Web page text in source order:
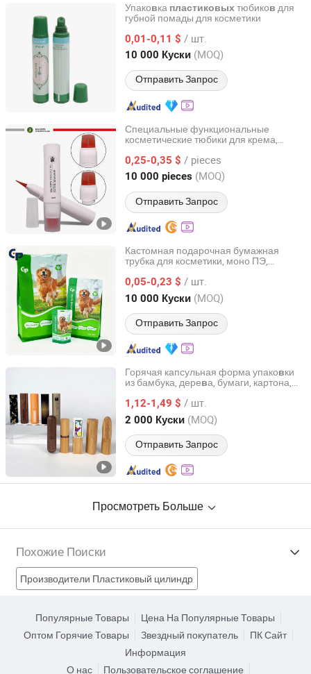
Упаковка пластиковых тюбиков для
губной помады для косметики
0,01-0,11 $ / шт.
10 000 Куски (MOQ)
Отправить Запрос
Junsam (Zhongshan) Packaging Products Co., Ltd.
Guangdong, China с 2020
Специальные функциональные
косметические тюбики для крема,
пустые пластиковые упако
кремов и косметики
0,25-0,35 $ / pieces
10 000 pieces (MOQ)
Отправить Запрос
Majesty Packaging (Jiangmen) Co., Ltd.
Guangdong, China с 2025
Кастомная подарочная бумажная
трубка для косметики, моно ПЭ,
перерабаты ваемая,
закусок для собак и кошек с по
закрывающейся молнией,
пластиковаяупаковка
0,05-0,23 $ / шт.
10 000 Куски (MOQ)
Отправить Запрос
Qingdao Colorful Printing Packaging Co., Ltd
Shandong, China с 2015
Горячая капсульная форма упаковки
из бамбука, дерева, бумаги, картона,
керамики, PLA, мрамора, латуни для
упаковки бальзама для губ и помады
1,12-1,49 $ / шт.
2 000 Куски (MOQ)
Отправить Запрос
Zhongshan Yicai Bamboo Products Co., Ltd.
Guangdong, China с 2022
Просмотреть Больше
Похожие Поиски
Производители Пластиковый цилиндр
Производители Бумажная упаковка
Популярные Товары
Цена На Популярные Товары
Оптом Горячие Товары
Звездный покупатель
ПК Сайт
Информация
О нас
Пользовательское соглашение